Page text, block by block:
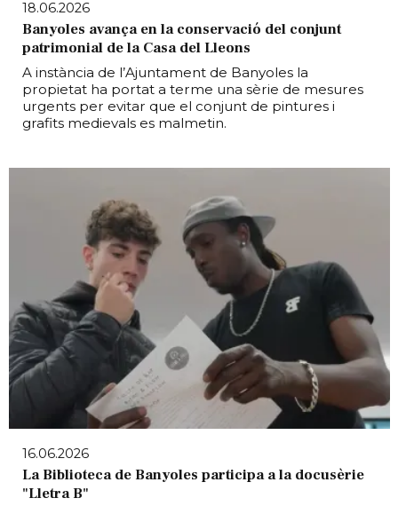
18.06.2026
Banyoles avança en la conservació del conjunt
patrimonial de la Casa del Lleons
A instància de l’Ajuntament de Banyoles la
propietat ha portat a terme una sèrie de mesures
urgents per evitar que el conjunt de pintures i
grafits medievals es malmetin.
16.06.2026
La Biblioteca de Banyoles participa a la docusèrie
"Lletra B"